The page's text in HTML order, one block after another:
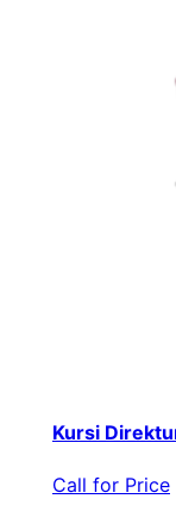
Kursi
Call for Price